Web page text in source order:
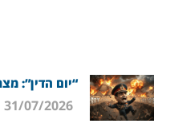
“יום הדין”: